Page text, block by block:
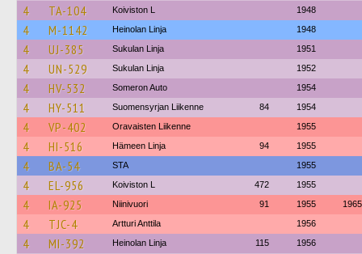
4 TA-104 Koiviston L 1948
4 M-1142 Heinolan Linja 1948
4 UJ-385 Sukulan Linja 1951
4 UN-529 Sukulan Linja 1952
4 HV-532 Someron Auto 1954
4 HY-511 Suomensyrjan Liikenne 84 1954
4 VP-402 Oravaisten Liikenne 1955
4 HI-516 Hämeen Linja 94 1955
4 BA-54 STA 1955
4 EL-956 Koiviston L 472 1955
4 IA-925 Niinivuori 91 1955 1965
4 TJC-4 Artturi Anttila 1956
4 MI-392 Heinolan Linja 115 1956